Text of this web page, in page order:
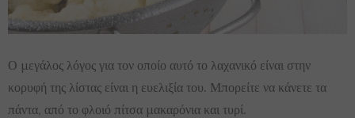
Ο μεγάλος λόγος για τον οποίο αυτό το λαχανικό είναι στην
κορυφή της λίστας είναι η ευελιξία του. Μπορείτε να κάνετε τα
πάντα, από το φλοιό πίτσα μακαρόνια και τυρί.